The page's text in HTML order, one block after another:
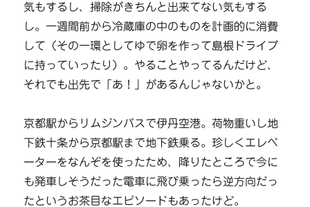
気もするし、掃除がきちんと出来てない気もする
し。一週間前から冷蔵庫の中のものを計画的に消費
して（その一環としてゆで卵を作って島根ドライブ
に持っていったり）。やることやってるんだけど、
それでも出先で「あ！」があるんじゃないかと。
京都駅からリムジンバスで伊丹空港。荷物重いし地
下鉄十条から京都駅まで地下鉄乗る。珍しくエレベ
ーターをなんぞを使ったため、降りたところで今に
も発車しそうだった電車に飛び乗ったら逆方向だっ
たというお茶目なエピソードもあったけど。